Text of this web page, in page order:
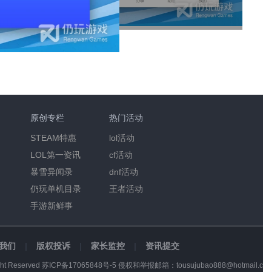
原创专栏
STEAM特惠
LOL第一资讯
暴雪异闻录
仍玩单机目录
手游新鲜事
热门活动
lol活动
cf活动
dnf活动
王者活动
们 版权投诉 家长监控 资讯提交
Reserved 苏ICP备17065848号-5 侵权和举报邮箱：